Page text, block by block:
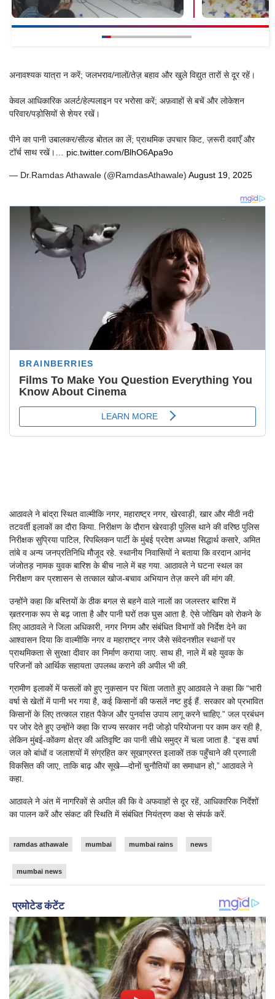
अनावश्यक यात्रा न करें; जलभराव/नालों/तेज़ बहाव और खुले विद्युत तारों से दूर रहें।
केवल आधिकारिक अलर्ट/हेल्पलाइन पर भरोसा करें; अफ़वाहों से बचें और लोकेशन
परिवार/पड़ोसियों से शेयर रखें।
पीने का पानी उबालकर/सील्ड बोतल का लें; प्राथमिक उपचार किट, ज़रूरी दवाएँ और
टॉर्च साथ रखें।… pic.twitter.com/BlhO6Apa9o
— Dr.Ramdas Athawale (@RamdasAthawale) August 19, 2025
आठावले ने बांद्रा स्थित वाल्मीकि नगर, महाराष्ट्र नगर, खेरवाड़ी, खार और मीठी नदी
तटवर्ती इलाकों का दौरा किया. निरीक्षण के दौरान खेरवाड़ी पुलिस थाने की वरिष्ठ पुलिस
निरीक्षक सुप्रिया पाटिल, रिपब्लिकन पार्टी के मुंबई प्रदेश अध्यक्ष सिद्धार्थ कसारे, अमित
तांबे व अन्य जनप्रतिनिधि मौजूद रहे. स्थानीय निवासियों ने बताया कि वरदान आनंद
जंजोतड़ नामक युवक बारिश के बीच नाले में बह गया. आठावले ने घटना स्थल का
निरीक्षण कर प्रशासन से तत्काल खोज-बचाव अभियान तेज़ करने की मांग की.
उन्होंने कहा कि बस्तियों के ठीक बगल से बहने वाले नालों का जलस्तर बारिश में
ख़तरनाक रूप से बढ़ जाता है और पानी घरों तक घुस आता है. ऐसे जोखिम को रोकने के
लिए आठावले ने जिला अधिकारी, नगर निगम और संबंधित विभागों को निर्देश देने का
आश्वासन दिया कि वाल्मीकि नगर व महाराष्ट्र नगर जैसे संवेदनशील स्थानों पर
प्राथमिकता से सुरक्षा दीवार का निर्माण कराया जाए. साथ ही, नाले में बहे युवक के
परिजनों को आर्थिक सहायता उपलब्ध कराने की अपील भी की.
ग्रामीण इलाकों में फसलों को हुए नुकसान पर चिंता जताते हुए आठावले ने कहा कि “भारी
वर्षा से खेतों में पानी भर गया है, कई किसानों की फसलें नष्ट हुई हैं. सरकार को प्रभावित
किसानों के लिए तत्काल राहत पैकेज और पुनर्वास उपाय लागू करने चाहिए.” जल प्रबंधन
पर जोर देते हुए उन्होंने कहा कि राज्य सरकार नदी जोड़ो परियोजना पर काम कर रही है,
लेकिन मुंबई-कोंकण क्षेत्र की अतिवृष्टि का पानी सीधे समुद्र में चला जाता है. “इस वर्षा
जल को बांधों व जलाशयों में संग्रहित कर सूखाग्रस्त इलाकों तक पहुँचाने की प्रणाली
विकसित की जाए, ताकि बाढ़ और सूखे—दोनों चुनौतियों का समाधान हो,” आठावले ने
कहा.
आठावले ने अंत में नागरिकों से अपील की कि वे अफवाहों से दूर रहें, आधिकारिक निर्देशों
का पालन करें और संकट की स्थिति में संबंधित नियंत्रण कक्ष से संपर्क करें.
ramdas athawale mumbai mumbai rains news
mumbai news